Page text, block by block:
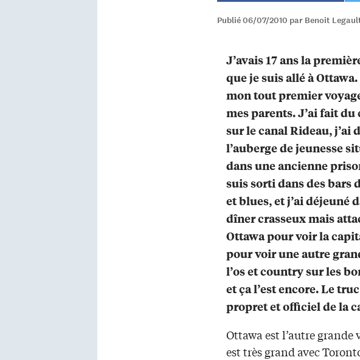
Publié 06/07/2010 par Benoit
J’avais 17 ans la
que je suis allé à Ottawa.
mon tout premier
mes parents. J’ai fait du
sur le canal Rideau, j’ai
l’auberge de jeunesse
dans une ancienne
suis sorti dans des bars
et blues, et j’ai déjeuné
dîner crasseux mais
Ottawa pour voir la
pour voir une autre
l’os et country sur les
et ça l’est encore. Le
propret et officiel de la
Ottawa est l’autre
est très grand avec